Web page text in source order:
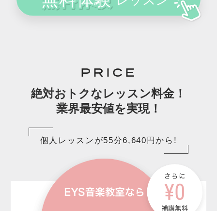
PRICE
絶対おトクなレッスン料金！
業界最安値を実現！
個人レッスンが55分6,640円から!